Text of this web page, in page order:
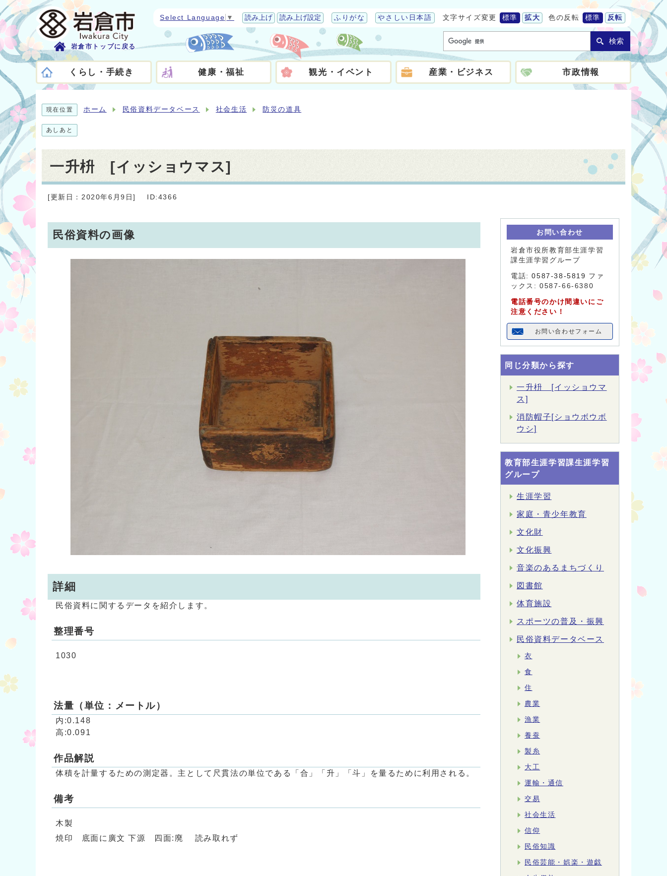
岩倉市トップに戻る
Select Language ▼ 読み上げ 読み上げ設定 ふりがな やさしい日本語 文字サイズ変更 標準 拡大 色の反転 標準 反転
検索
くらし・手続き 健康・福祉 観光・イベント 産業・ビジネス 市政情報
現在位置 ホーム 民俗資料データベース 社会生活 防災の道具
あしあと
一升枡 [イッショウマス]
[更新日：2020年6月9日] ID:4366
民俗資料の画像
詳細
民俗資料に関するデータを紹介します。
整理番号
1030
法量（単位：メートル）
内:0.148
高:0.091
作品解説
体積を計量するための測定器。主として尺貫法の単位である「合」「升」「斗」を量るために利用される。
備考
木製
焼印 底面に廣文 下源 四面:廃 読み取れず
お問い合わせ
岩倉市役所教育部生涯学習
課生涯学習グループ
電話:0587-38-5819 ファ
ックス: 0587-66-6380
電話番号のかけ間違いにご
注意ください！
お問い合わせフォーム
同じ分類から探す
一升枡 [イッショウマ
ス]
消防帽子[ショウボウボ
ウシ]
教育部生涯学習課生涯学習
グループ
生涯学習
家庭・青少年教育
文化財
文化振興
音楽のあるまちづくり
図書館
体育施設
スポーツの普及・振興
民俗資料データベース
衣
食
住
農業
漁業
養蚕
製糸
大工
運輸・通信
交易
社会生活
信仰
民俗知識
民俗芸能・娯楽・遊戯